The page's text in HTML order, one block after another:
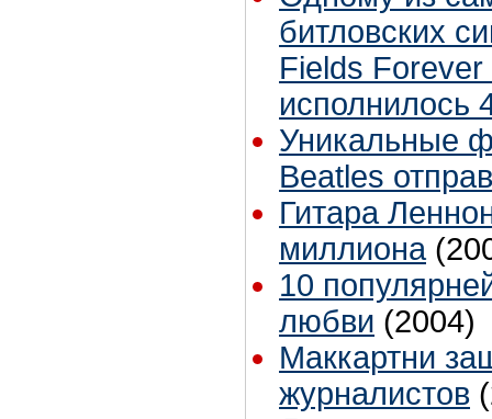
битловских
Fields
исполнилось
Уникальные
Beatles
Гитара
миллиона
10
любви (2004)
Маккартни
журналистов